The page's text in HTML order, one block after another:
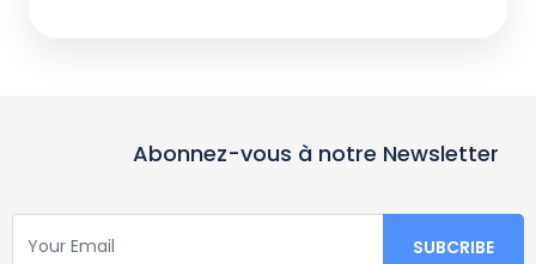
Abonnez-vous à notre Newsletter